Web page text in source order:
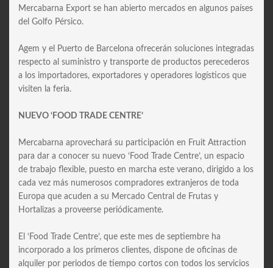
Mercabarna Export se han abierto mercados en algunos países
del Golfo Pérsico.
Agem y el Puerto de Barcelona ofrecerán soluciones integradas
respecto al suministro y transporte de productos perecederos
a los importadores, exportadores y operadores logísticos que
visiten la feria.
NUEVO ‘FOOD TRADE CENTRE’
Mercabarna aprovechará su participación en Fruit Attraction
para dar a conocer su nuevo ‘Food Trade Centre’, un espacio
de trabajo flexible, puesto en marcha este verano, dirigido a los
cada vez más numerosos compradores extranjeros de toda
Europa que acuden a su Mercado Central de Frutas y
Hortalizas a proveerse periódicamente.
El ‘Food Trade Centre’, que este mes de septiembre ha
incorporado a los primeros clientes, dispone de oficinas de
alquiler por periodos de tiempo cortos con todos los servicios